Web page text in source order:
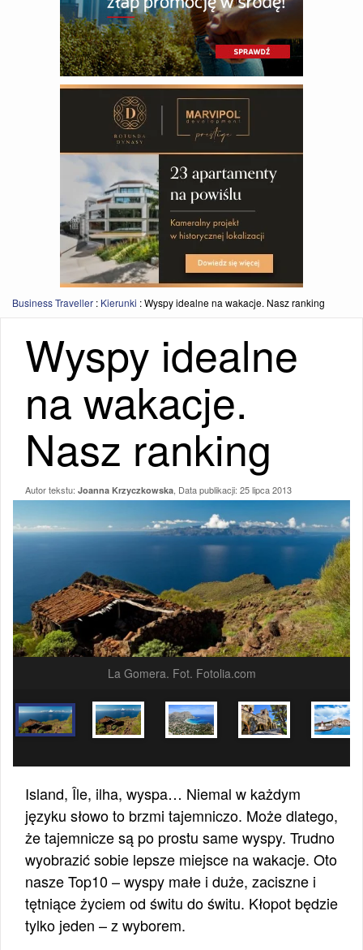
Business Traveller : Kierunki :Wyspy idealne na wakacje. Nasz ranking
Wyspy idealne
na wakacje.
Nasz ranking
Autor tekstu: Joanna Krzyczkowska , Data publikacji: 25 lipca 2013
La Gomera. Fot. Fotolia.com
Island, Île, ilha, wyspa… Niemal w każdym
języku słowo to brzmi tajemniczo. Może dlatego,
że tajemnicze są po prostu same wyspy. Trudno
wyobrazić sobie lepsze miejsce na wakacje. Oto
nasze Top10 – wyspy małe i duże, zaciszne i
tętniące życiem od świtu do świtu. Kłopot będzie
tylko jeden – z wyborem.